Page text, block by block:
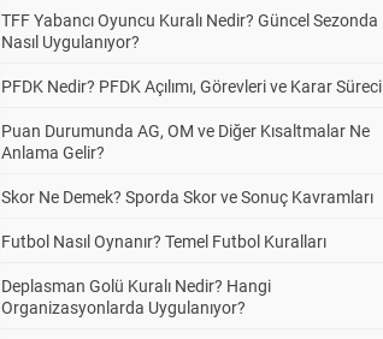
TFF Yabancı Oyuncu Kuralı Nedir? Güncel Sezonda
Nasıl Uygulanıyor?
PFDK Nedir? PFDK Açılımı, Görevleri ve Karar Süreci
Puan Durumunda AG, OM ve Diğer Kısaltmalar Ne
Anlama Gelir?
Skor Ne Demek? Sporda Skor ve Sonuç Kavramları
Futbol Nasıl Oynanır? Temel Futbol Kuralları
Deplasman Golü Kuralı Nedir? Hangi
Organizasyonlarda Uygulanıyor?